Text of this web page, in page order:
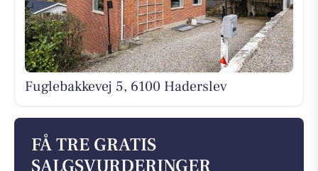
Fuglebakkevej 5, 6100 Haderslev
FÅ TRE GRATIS
SALGSVURDERINGER